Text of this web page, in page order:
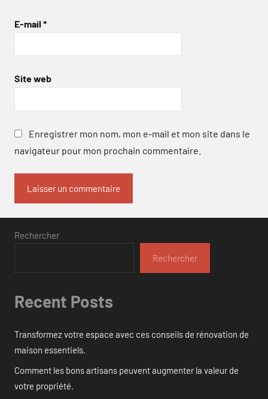
E-mail *
Site web
Enregistrer mon nom, mon e-mail et mon site dans le
navigateur pour mon prochain commentaire.
Rechercher
Rechercher
Recent Posts
Transformez votre espace avec ces conseils de rénovation de
maison essentiels.
Comment les bons artisans peuvent augmenter la valeur de
votre propriété.